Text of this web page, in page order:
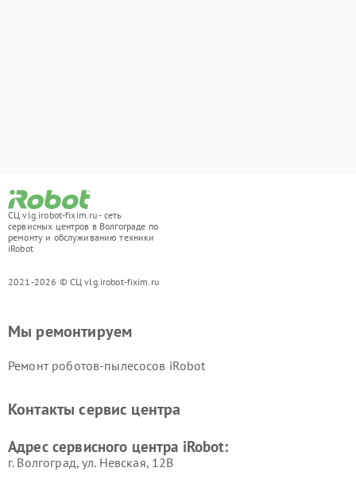
СЦ vlg.irobot-fixim.ru - сеть
сервисных центров в Волгограде по
ремонту и обслуживанию техники
iRobot
2021-2026 © СЦ vlg.irobot-fixim.ru
Мы ремонтируем
Ремонт роботов-пылесосов iRobot
Контакты сервис центра
Адрес сервисного центра iRobot:
г. Волгоград, ул. Невская, 12В